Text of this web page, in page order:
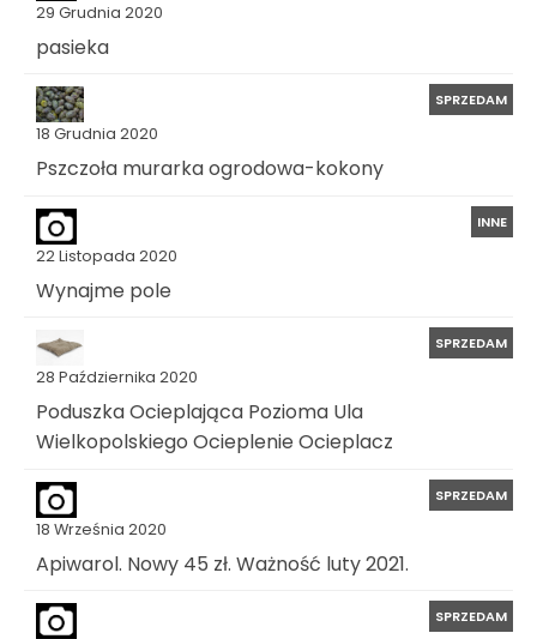
29 Grudnia 2020
pasieka
18 Grudnia 2020
SPRZEDAM
Pszczoła murarka ogrodowa-kokony
22 Listopada 2020
INNE
Wynajme pole
28 Października 2020
SPRZEDAM
Poduszka Ocieplająca Pozioma Ula
Wielkopolskiego Ocieplenie Ocieplacz
18 Września 2020
SPRZEDAM
Apiwarol. Nowy 45 zł. Ważność luty 2021.
SPRZEDAM